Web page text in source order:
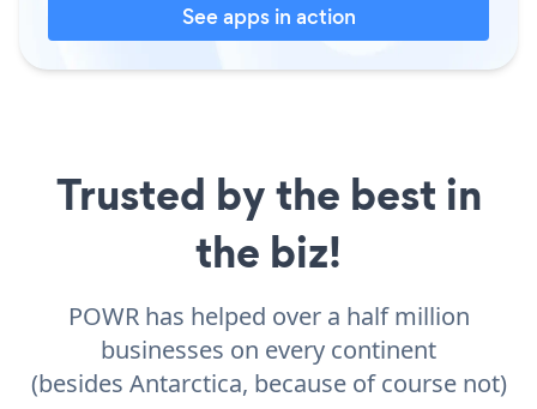
See apps in action
Trusted by the best in
the biz!
POWR has helped over a half million
businesses on every continent
(besides Antarctica, because of course not)